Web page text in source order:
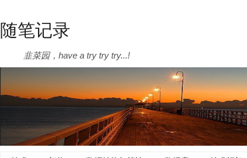
随笔记录
韭菜园，have a try try try...!